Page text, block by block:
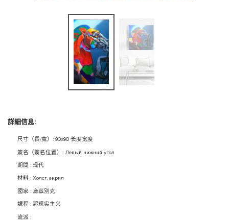
詳細信息:
尺寸（長/寬）: 90x90 长度宽度
簽名（簽名位置）: Левый нижний угол
期間 : 现代
材料 : Холст, акрил
國家 : 烏茲別克
課程 : 超现实主义
流派 :